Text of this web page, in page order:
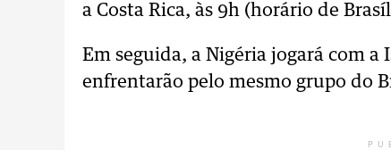
a Costa Rica, às 9h (horário de
Em seguida, a Nigéria jogará com a
enfrentarão pelo mesmo grupo do